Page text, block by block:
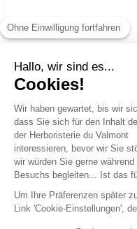
Ohne Einwilligung fortfahren
Hallo, wir sind es...
Cookies!
Wir haben gewartet, bis wir
dass Sie sich für den Inhalt
der Herboristerie du Valmont
interessieren, bevor wir Sie
wir würden Sie gerne während
Besuchs begleiten... Ist das
Um Ihre Präferenzen später
Link 'Cookie-Einstellungen',